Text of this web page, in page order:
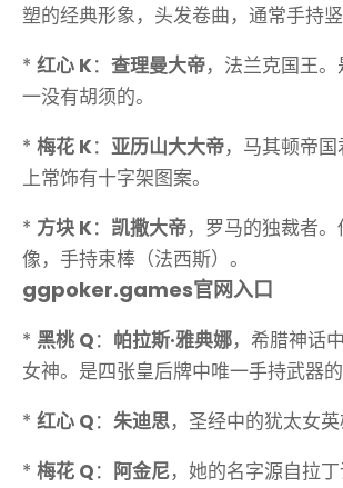
塑的经典形象，头发卷曲，通常手持竖
* 红心 K： 查理曼大帝，法兰克国王
一没有胡须的。
* 梅花 K： 亚历山大大帝，马其顿帝
上常饰有十字架图案。
* 方块 K： 凯撒大帝，罗马的独裁者
像，手持束棒（法西斯）。
ggpoker.games官网入口
* 黑桃 Q： 帕拉斯·雅典娜，希腊神话
女神。是四张皇后牌中唯一手持武器的
* 红心 Q： 朱迪思，圣经中的犹太女英
* 梅花 Q： 阿金尼，她的名字源自拉